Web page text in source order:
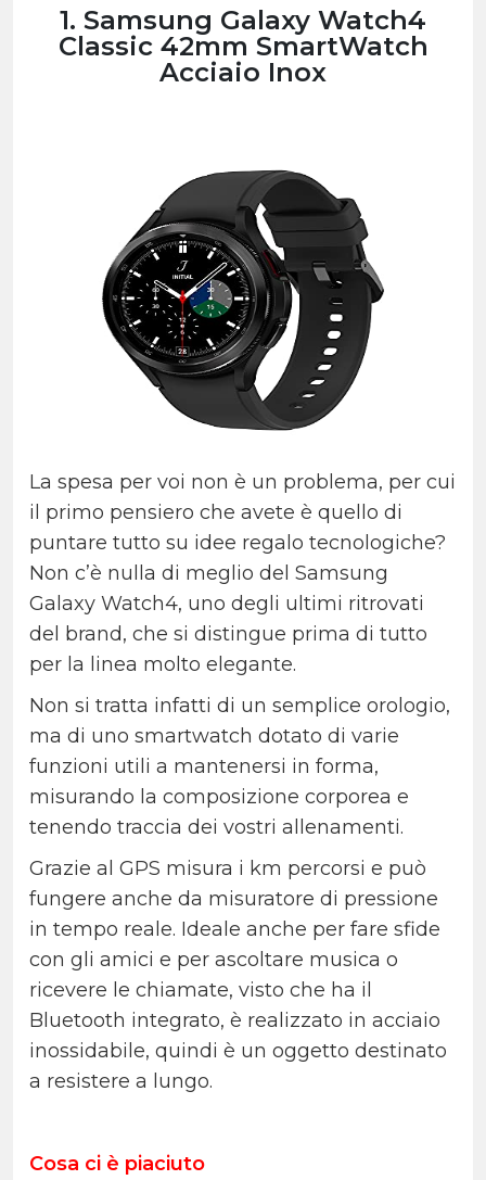
1. Samsung Galaxy Watch4
Classic 42mm SmartWatch
Acciaio Inox
La spesa per voi non è un problema, per cui
il primo pensiero che avete è quello di
puntare tutto su idee regalo tecnologiche?
Non c’è nulla di meglio del Samsung
Galaxy Watch4, uno degli ultimi ritrovati
del brand, che si distingue prima di tutto
per la linea molto elegante.
Non si tratta infatti di un semplice orologio,
ma di uno smartwatch dotato di varie
funzioni utili a mantenersi in forma,
misurando la composizione corporea e
tenendo traccia dei vostri allenamenti.
Grazie al GPS misura i km percorsi e può
fungere anche da misuratore di pressione
in tempo reale. Ideale anche per fare sfide
con gli amici e per ascoltare musica o
ricevere le chiamate, visto che ha il
Bluetooth integrato, è realizzato in acciaio
inossidabile, quindi è un oggetto destinato
a resistere a lungo.
Cosa ci è piaciuto